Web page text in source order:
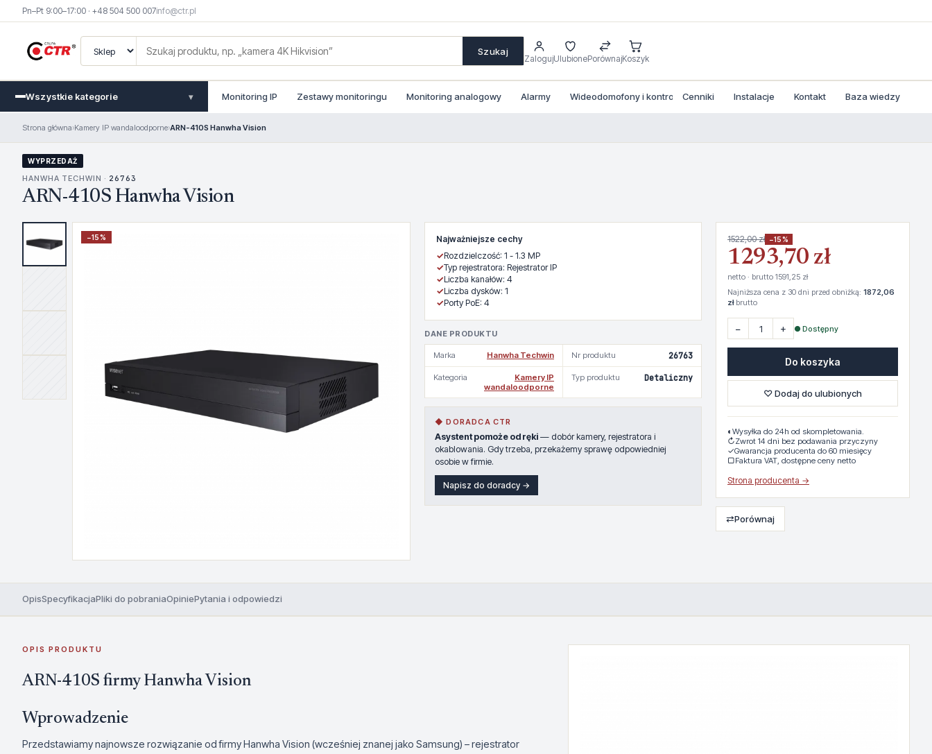
Pn–Pt 9:00–17:00 · +48 504 500 007info@ctr.pl
Szukaj
ZalogujUlubionePorównajKoszyk
Wszystkie kategorie ▾ Monitoring IP Zestawy monitoringu Monitoring analogowy Alarmy Wideodomofony i kontrola dostepu
Cenniki Instalacje Kontakt Baza wiedzy
Strona główna›Kamery IP wandaloodporne›ARN-410S Hanwha Vision
WYPRZEDAŻ
HANWHA TECHWIN · 26763
ARN-410S Hanwha Vision
−15%
Najważniejsze cechy
✓Rozdzielczość: 1 - 1.3 MP
✓Typ rejestratora: Rejestrator IP
✓Liczba kanałów: 4
✓Liczba dysków: 1
✓Porty PoE: 4
DANE PRODUKTU
Marka Hanwha Techwin Nr produktu 26763
Kategoria
Kamery IP
wandaloodporne
Typ produktu Detaliczny
◆ DORADCA CTR
Asystent pomoże od ręki — dobór kamery, rejestratora i
okablowania. Gdy trzeba, przekażemy sprawę odpowiedniej
osobie w firmie.
Napisz do doradcy →
1522,00 zł −15%
1293,70 zł
netto · brutto 1591,25 zł
Najniższa cena z 30 dni przed obniżką: 1872,06
złbrutto
− + ● Dostępny
Do koszyka
♡ Dodaj do ulubionych
◐ Wysyłka do 24h od skompletowania.
↻Zwrot 14 dni bez podawania przyczyny
✓Gwarancja producenta do 60 miesięcy
▢Faktura VAT, dostępne ceny netto
Strona producenta →
⇄Porównaj
OpisSpecyfikacjaPliki do pobraniaOpiniePytania i odpowiedzi
OPIS PRODUKTU
ARN-410S firmy Hanwha Vision
Wprowadzenie
Przedstawiamy najnowsze rozwiązanie od firmy Hanwha Vision (wcześniej znanej jako Samsung) – rejestrator